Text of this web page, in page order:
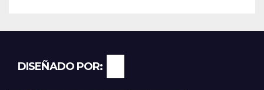
DISEÑADO POR: